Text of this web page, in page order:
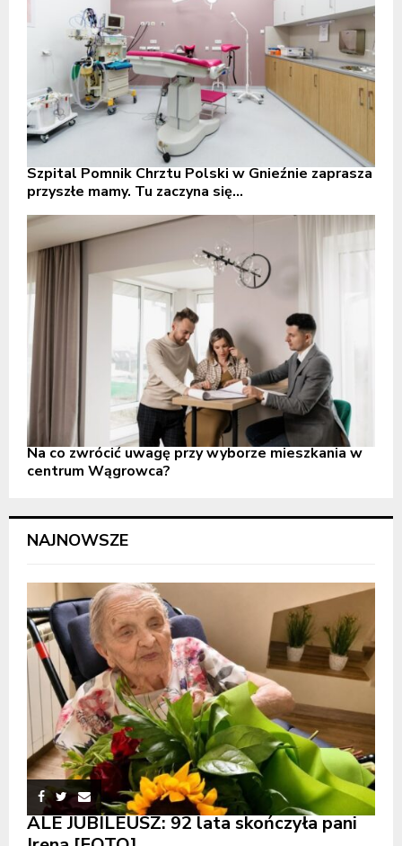
Szpital Pomnik Chrztu Polski w Gnieźnie zaprasza
przyszłe mamy. Tu zaczyna się...
Na co zwrócić uwagę przy wyborze mieszkania w
centrum Wągrowca?
NAJNOWSZE
ALE JUBILEUSZ: 92 lata skończyła pani